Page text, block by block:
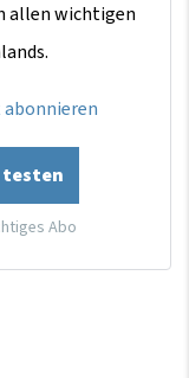
allen wichtigen
testen
Abo